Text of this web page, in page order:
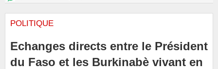
POLITIQUE
Echanges directs entre le Président
du Faso et les Burkinabè vivant en